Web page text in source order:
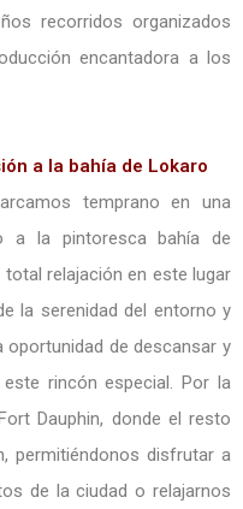
recorridos organizados
encantadora a los
a la bahía de Lokaro
temprano en una
a la pintoresca bahía de
relajación en este lugar
la serenidad del entorno y
de descansar y
rincón especial. Por la
Dauphin, donde el resto
permitiéndonos disfrutar a
de la ciudad o relajarnos